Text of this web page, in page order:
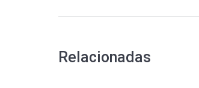
Relacionadas